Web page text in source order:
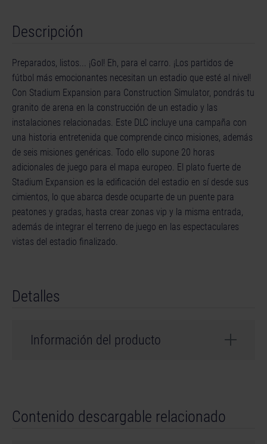
Descripción
Preparados, listos... ¡Gol! Eh, para el carro. ¡Los partidos de
fútbol más emocionantes necesitan un estadio que esté al nivel!
Con Stadium Expansion para Construction Simulator, pondrás tu
granito de arena en la construcción de un estadio y las
instalaciones relacionadas. Este DLC incluye una campaña con
una historia entretenida que comprende cinco misiones, además
de seis misiones genéricas. Todo ello supone 20 horas
adicionales de juego para el mapa europeo. El plato fuerte de
Stadium Expansion es la edificación del estadio en sí desde sus
cimientos, lo que abarca desde ocuparte de un puente para
peatones y gradas, hasta crear zonas vip y la misma entrada,
además de integrar el terreno de juego en las espectaculares
vistas del estadio finalizado.
Detalles
Información del producto
weltenbauer. Software Entwicklung GmbH. Published
Contenido descargable relacionado